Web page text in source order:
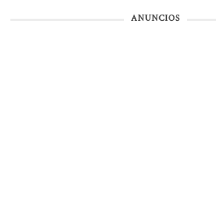
ANUNCIOS